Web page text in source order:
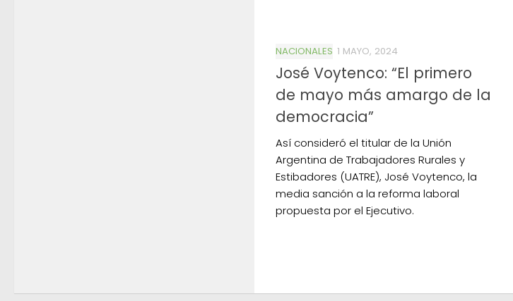
NACIONALES 1 MAYO, 2024
José Voytenco: “El primero
de mayo más amargo de la
democracia”
Así consideró el titular de la Unión
Argentina de Trabajadores Rurales y
Estibadores (UATRE), José Voytenco, la
media sanción a la reforma laboral
propuesta por el Ejecutivo.